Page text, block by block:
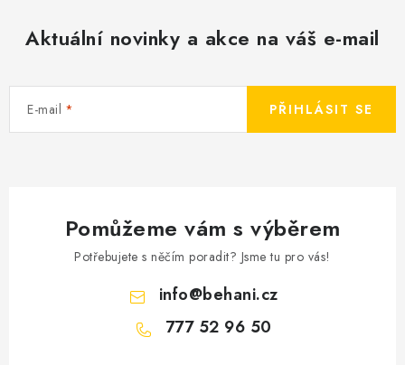
Aktuální novinky a akce na váš e-mail
E-mail PŘIHLÁSIT SE
Pomůžeme vám s výběrem
Potřebujete s něčím poradit? Jsme tu pro vás!
info@behani.cz
777 52 96 50